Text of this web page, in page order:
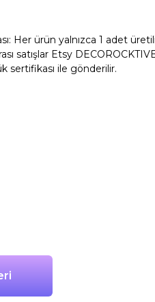
Her ürün yalnızca 1 adet
satışlar Etsy
sertifikası ile gönderilir.